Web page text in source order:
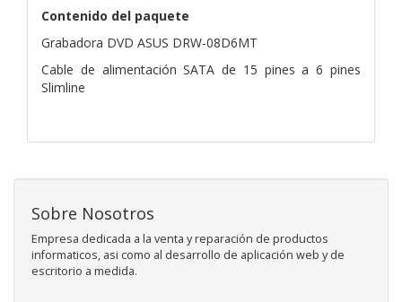
Contenido del paquete
Grabadora DVD ASUS DRW-08D6MT
Cable de alimentación SATA de 15 pines a 6 pines
Slimline
Sobre Nosotros
Empresa dedicada a la venta y reparación de productos
informaticos, asi como al desarrollo de aplicación web y de
escritorio a medida.